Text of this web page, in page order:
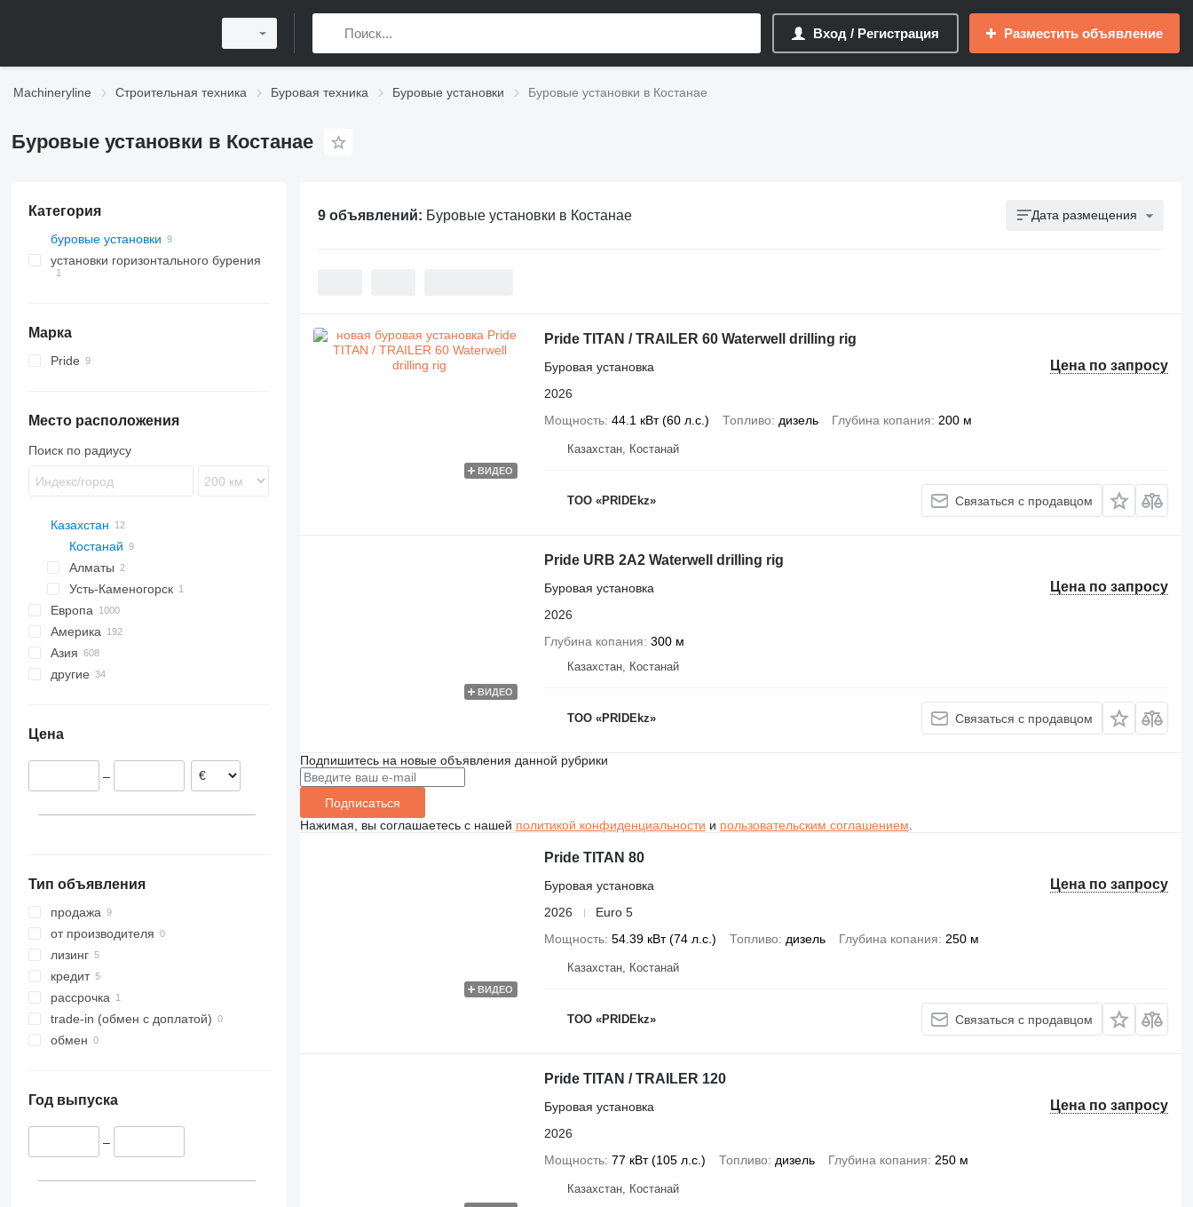
Вход / Регистрация Разместить объявление
Machineryline Строительная техника Буровая техника Буровые установки Буровые установки в Костанае
Буровые установки в Костанае
Категория
буровые установки
установки горизонтального бурения
Марка
Pride
Место расположения
Поиск по радиусу
Казахстан
Костанай
Алматы
Усть-Каменогорск
Европа
Великобритания
Германия
Италия
Норвегия
Ирландия
Америка
США
Мексика
Азия
Китай
Арабские Эмираты
Индия
другие
Чили
Танзания
Республика
показать все
Цена
–
Тип объявления
продажа
от производителя
лизинг
кредит
рассрочка
trade-in (обмен с доплатой)
обмен
Год выпуска
–
9 объявлений: Буровые установки в Костанае Дата размещения
ВИДЕО
Pride TITAN / TRAILER 60 Waterwell drilling rig
Цена по запросу
Буровая установка
2026
Мощность 44.1 кВт (60 л.с.) Топливо дизель Глубина копания 200 м
Казахстан, Костанай
ТОО «PRIDEkz» Связаться с продавцом
ВИДЕО
Pride URB 2A2 Waterwell drilling rig
Цена по запросу
Буровая установка
2026
Глубина копания 300 м
Казахстан, Костанай
ТОО «PRIDEkz» Связаться с продавцом
Подпишитесь на новые объявления данной рубрики
Подписаться
Нажимая, вы соглашаетесь с нашей политикой конфиденциальности и пользовательским соглашением
ВИДЕО
Pride TITAN 80
Цена по запросу
Буровая установка
2026
Euro 5
Мощность 54.39 кВт (74 л.с.) Топливо дизель Глубина копания 250 м
Казахстан, Костанай
ТОО «PRIDEkz» Связаться с продавцом
Pride TITAN / TRAILER 120
Цена по запросу
Буровая установка
2026
Мощность 77 кВт (105 л.с.) Топливо дизель Глубина копания 250 м
Казахстан, Костанай